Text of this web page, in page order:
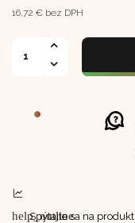
16,72 € bez DPH
help_outline
Spýtajte sa na produkt